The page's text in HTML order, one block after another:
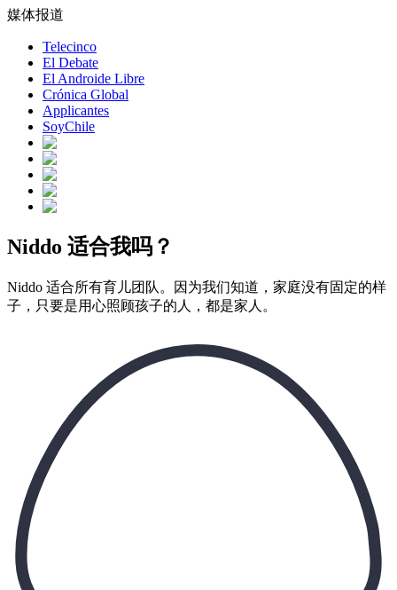
媒体报道
Telecinco
El Debate
El Androide Libre
Crónica Global
Applicantes
SoyChile
Niddo 适合我吗？
Niddo 适合所有育儿团队。因为我们知道，家庭没有固定的样
子，只要是用心照顾孩子的人，都是家人。